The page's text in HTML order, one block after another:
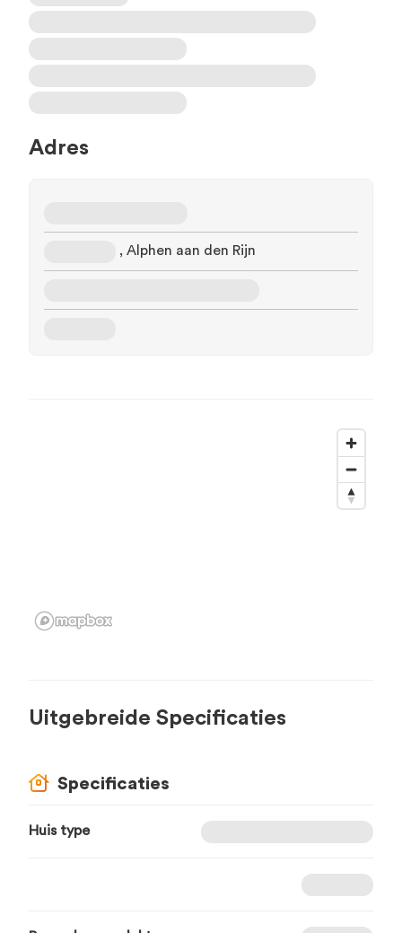
Adres
, Alphen aan den Rijn
Uitgebreide Specificaties
Specificaties
Huis type